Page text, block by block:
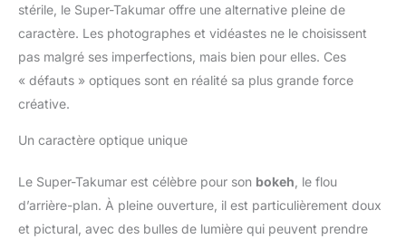
stérile, le Super-Takumar offre une alternative pleine de
caractère. Les photographes et vidéastes ne le choisissent
pas malgré ses imperfections, mais bien pour elles. Ces
« défauts » optiques sont en réalité sa plus grande force
créative.
Un caractère optique unique
Le Super-Takumar est célèbre pour son bokeh , le flou
d’arrière-plan. À pleine ouverture, il est particulièrement doux
et pictural, avec des bulles de lumière qui peuvent prendre